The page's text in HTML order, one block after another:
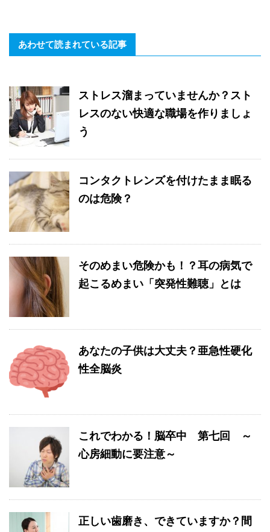
あわせて読まれている記事
ストレス溜まっていませんか？スト
レスのない快適な職場を作りましょ
う
コンタクトレンズを付けたまま眠る
のは危険？
そのめまい危険かも！？耳の病気で
起こるめまい「突発性難聴」とは
あなたの子供は大丈夫？亜急性硬化
性全脳炎
これでわかる！脳卒中 第七回 ～
心房細動に要注意～
正しい歯磨き、できていますか？間